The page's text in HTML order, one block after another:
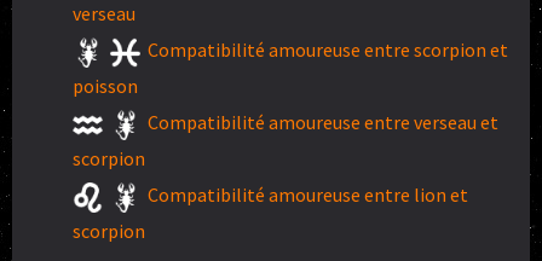
verseau
Compatibilité amoureuse entre scorpion et
poisson
Compatibilité amoureuse entre verseau et
scorpion
Compatibilité amoureuse entre lion et
scorpion